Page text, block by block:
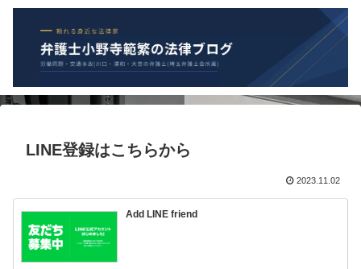
LINE登録はこちらから
2023.11.02
Add LINE friend